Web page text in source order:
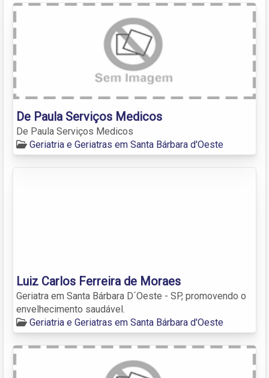
De Paula Serviços Medicos
De Paula Serviços Medicos
Geriatria e Geriatras em Santa Bárbara d'Oeste
Luiz Carlos Ferreira de Moraes
Geriatra em Santa Bárbara D´Oeste - SP, promovendo o
envelhecimento saudável.
Geriatria e Geriatras em Santa Bárbara d'Oeste